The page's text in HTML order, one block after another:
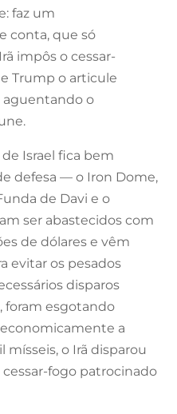
faz um
conta, que só
impôs o cessar-
Trump o articule
aguentando o
Israel fica bem
defesa — o Iron Dome,
de Davi e o
ser abastecidos com
de dólares e vêm
evitar os pesados
disparos
foram esgotando
a
mísseis, o Irã disparou
fogo patrocinado